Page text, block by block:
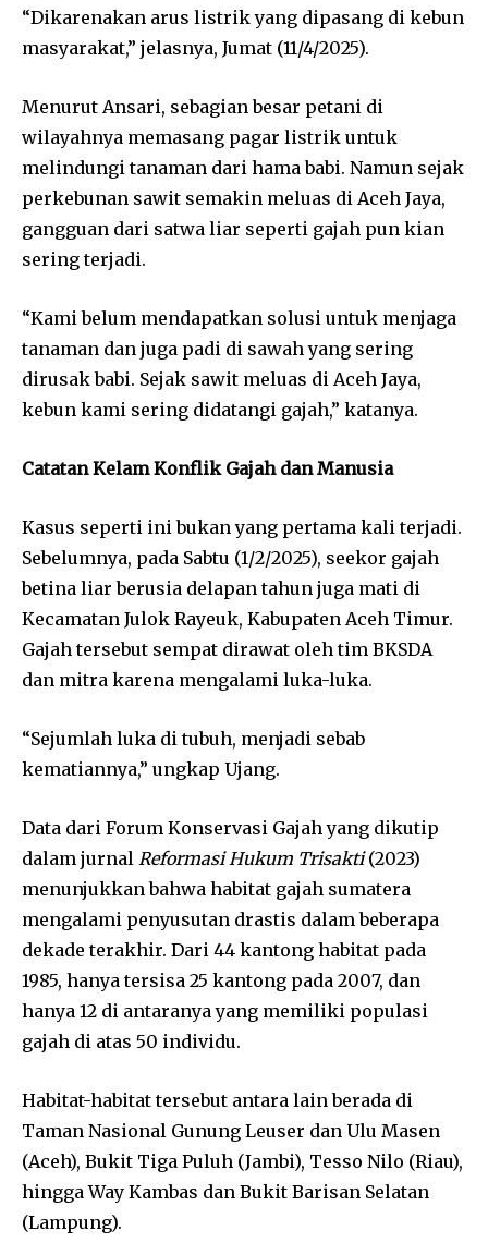
“Dikarenakan arus listrik yang dipasang di kebun
masyarakat,” jelasnya, Jumat (11/4/2025).
Menurut Ansari, sebagian besar petani di
wilayahnya memasang pagar listrik untuk
melindungi tanaman dari hama babi. Namun sejak
perkebunan sawit semakin meluas di Aceh Jaya,
gangguan dari satwa liar seperti gajah pun kian
sering terjadi.
“Kami belum mendapatkan solusi untuk menjaga
tanaman dan juga padi di sawah yang sering
dirusak babi. Sejak sawit meluas di Aceh Jaya,
kebun kami sering didatangi gajah,” katanya.
Catatan Kelam Konflik Gajah dan Manusia
Kasus seperti ini bukan yang pertama kali terjadi.
Sebelumnya, pada Sabtu (1/2/2025), seekor gajah
betina liar berusia delapan tahun juga mati di
Kecamatan Julok Rayeuk, Kabupaten Aceh Timur.
Gajah tersebut sempat dirawat oleh tim BKSDA
dan mitra karena mengalami luka-luka.
“Sejumlah luka di tubuh, menjadi sebab
kematiannya,” ungkap Ujang.
Data dari Forum Konservasi Gajah yang dikutip
dalam jurnal Reformasi Hukum Trisakti(2023)
menunjukkan bahwa habitat gajah sumatera
mengalami penyusutan drastis dalam beberapa
dekade terakhir. Dari 44 kantong habitat pada
1985, hanya tersisa 25 kantong pada 2007, dan
hanya 12 di antaranya yang memiliki populasi
gajah di atas 50 individu.
Habitat-habitat tersebut antara lain berada di
Taman Nasional Gunung Leuser dan Ulu Masen
(Aceh), Bukit Tiga Puluh (Jambi), Tesso Nilo (Riau),
hingga Way Kambas dan Bukit Barisan Selatan
(Lampung).